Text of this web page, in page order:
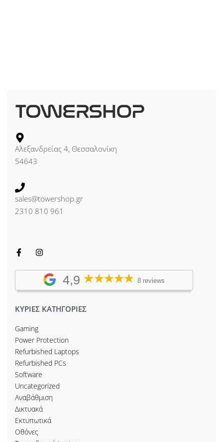
Αλεξανδρείας 4, Θεσσαλονίκη
54643
sales@towershop.gr
2310 810 961
4,9 8 reviews
ΚΥΡΙΕΣ ΚΑΤΗΓΟΡΙΕΣ
Gaming
Power Protection
Refurbished Laptops
Refurbished PCs
Software
Uncategorized
Αναβάθμιση
Δικτυακά
Εκτυπωτικά
Οθόνες